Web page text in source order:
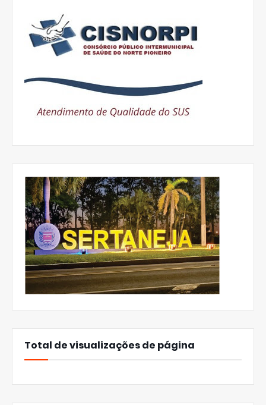
Total de visualizações de página